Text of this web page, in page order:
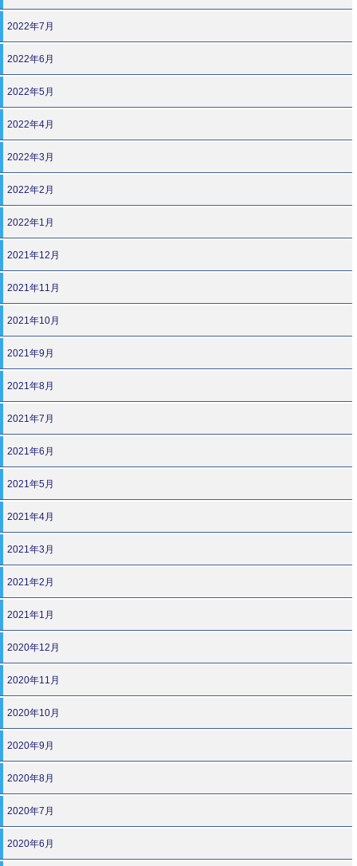
2022年7月
2022年6月
2022年5月
2022年4月
2022年3月
2022年2月
2022年1月
2021年12月
2021年11月
2021年10月
2021年9月
2021年8月
2021年7月
2021年6月
2021年5月
2021年4月
2021年3月
2021年2月
2021年1月
2020年12月
2020年11月
2020年10月
2020年9月
2020年8月
2020年7月
2020年6月